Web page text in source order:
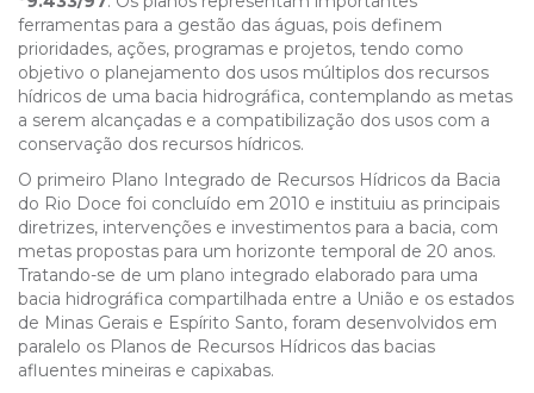
ferramentas para a gestão das águas, pois definem
prioridades, ações, programas e projetos, tendo como
objetivo o planejamento dos usos múltiplos dos recursos
hídricos de uma bacia hidrográfica, contemplando as metas
a serem alcançadas e a compatibilização dos usos com a
conservação dos recursos hídricos.
O primeiro Plano Integrado de Recursos Hídricos da Bacia
do Rio Doce foi concluído em 2010 e instituiu as principais
diretrizes, intervenções e investimentos para a bacia, com
metas propostas para um horizonte temporal de 20 anos.
Tratando-se de um plano integrado elaborado para uma
bacia hidrográfica compartilhada entre a União e os estados
de Minas Gerais e Espírito Santo, foram desenvolvidos em
paralelo os Planos de Recursos Hídricos das bacias
afluentes mineiras e capixabas.